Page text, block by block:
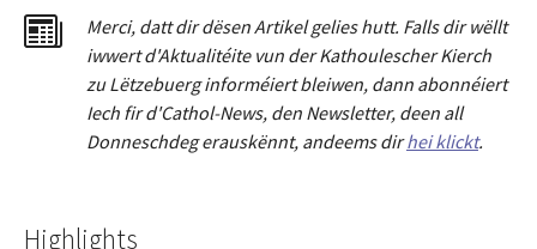
Merci, dattdir dësen Artikel gelies hutt. Falls dir wëllt
iwwert d'Aktualitéite vun der Kathoulescher Kierch
zu Lëtzebuerg informéiert bleiwen, dann abonnéiert
Iech fir d'Cathol-News, den Newsletter, deen all
Donneschdeg erauskënnt, andeems dirhei klickt.
Highlights